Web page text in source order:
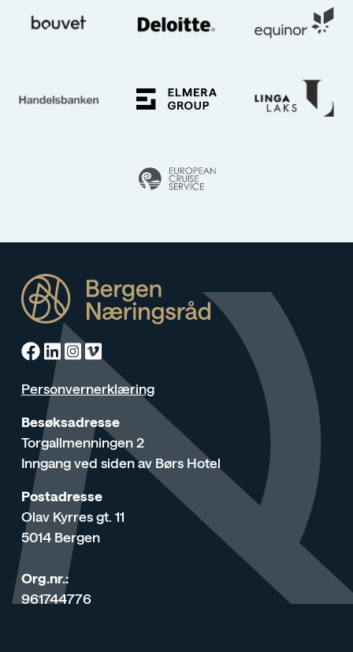
Facebook
Linkedin
Instagram
Vimeo
Personvernerklæring
Besøksadresse
Torgallmenningen 2
Inngang ved siden av Børs Hotel
Postadresse
Olav Kyrres gt. 11
5014 Bergen
Org.nr.:
961744776